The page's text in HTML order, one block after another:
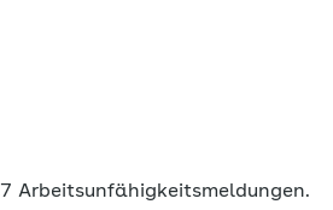
Arbeitsunfähigkeitsmeldungen.